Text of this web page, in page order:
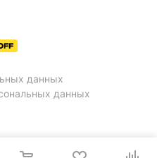
данных
данных